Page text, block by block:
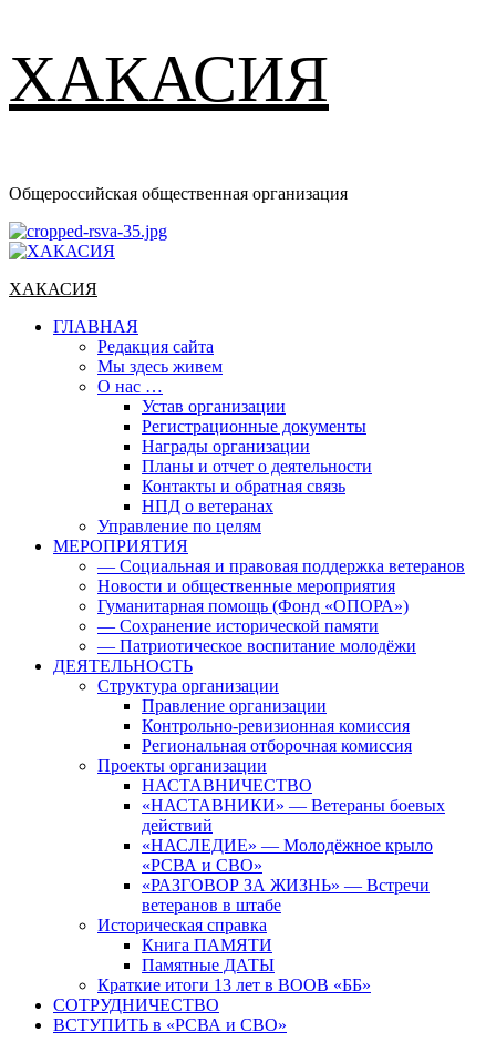
ХАКАСИЯ
Общероссийская общественная организация
Основное
ХАКАСИЯ
ГЛАВНАЯ
Редакция сайта
Мы здесь живем
О нас …
Устав организации
Регистрационные документы
Награды организации
Планы и отчет о деятельности
Контакты и обратная связь
НПД о ветеранах
Управление по целям
МЕРОПРИЯТИЯ
— Социальная и правовая поддержка ветеранов
Новости и общественные мероприятия
Гуманитарная помощь (Фонд «ОПОРА»)
— Сохранение исторической памяти
— Патриотическое воспитание молодёжи
ДЕЯТЕЛЬНОСТЬ
Структура организации
Правление организации
Контрольно-ревизионная комиссия
Региональная отборочная комиссия
Проекты организации
НАСТАВНИЧЕСТВО
«НАСТАВНИКИ» — Ветераны боевых
действий
«НАСЛЕДИЕ» — Молодёжное крыло
«РСВА и СВО»
«РАЗГОВОР ЗА ЖИЗНЬ» — Встречи
ветеранов в штабе
Историческая справка
Книга ПАМЯТИ
Памятные ДАТЫ
Краткие итоги 13 лет в ВООВ «ББ»
СОТРУДНИЧЕСТВО
ВСТУПИТЬ в «РСВА и СВО»